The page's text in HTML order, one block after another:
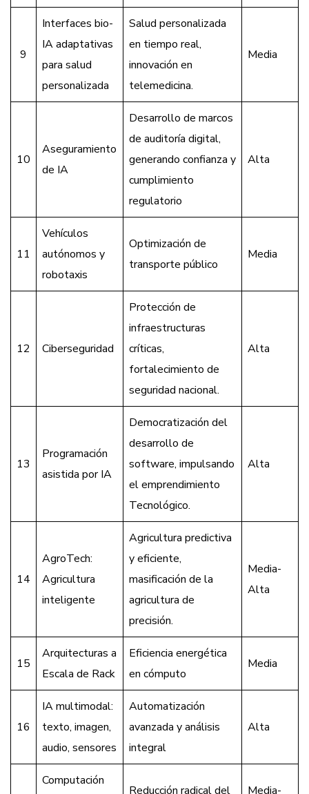
9
Interfaces bio-
IA adaptativas
para salud
personalizada
Salud personalizada
en tiempo real,
innovación en
telemedicina.
Media
10
Aseguramiento
de IA
Desarrollo de marcos
de auditoría digital,
generando confianza y
cumplimiento
regulatorio
Alta
11
Vehículos
autónomos y
robotaxis
Optimización de
transporte público
Media
12 Ciberseguridad
Protección de
infraestructuras
críticas,
fortalecimiento de
seguridad nacional.
Alta
13
Programación
asistida por IA
Democratización del
desarrollo de
software, impulsando
el emprendimiento
Tecnológico.
Alta
14
AgroTech:
Agricultura
inteligente
Agricultura predictiva
y eficiente,
masificación de la
agricultura de
precisión.
Media-
Alta
15
Arquitecturas a
Escala de Rack
Eficiencia energética
en cómputo
Media
16
IA multimodal:
texto, imagen,
audio, sensores
Automatización
avanzada y análisis
integral
Alta
Computación
Reducción radical del
Media-